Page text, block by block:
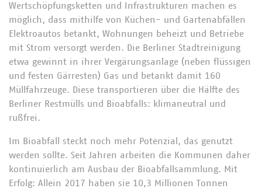
Wertschöpfungsketten und Infrastrukturen machen es
möglich, dass mithilfe von Küchen- und Gartenabfällen
Elektroautos betankt, Wohnungen beheizt und Betriebe
mit Strom versorgt werden. Die Berliner Stadtreinigung
etwa gewinnt in ihrer Vergärungsanlage (neben flüssigen
und festen Gärresten) Gas und betankt damit 160
Müllfahrzeuge. Diese transportieren über die Hälfte des
Berliner Restmülls und Bioabfalls: klimaneutral und
rußfrei.
Im Bioabfall steckt noch mehr Potenzial, das genutzt
werden sollte. Seit Jahren arbeiten die Kommunen daher
kontinuierlich am Ausbau der Bioabfallsammlung. Mit
Erfolg: Allein 2017 haben sie 10,3 Millionen Tonnen